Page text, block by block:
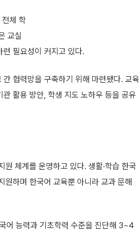
전체 학
교실
필요성이 커지고 있다.
협력망을 구축하기 위해 마련됐다. 교육
활용 방안, 학생 지도 노하우 등을 공유
체계를 운영하고 있다. 생활·학습 한국
하며 한국어 교육뿐 아니라 교과 문해
어 능력과 기초학력 수준을 진단해 3~4